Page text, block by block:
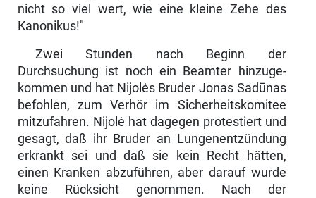
nicht so viel wert, wie eine kleine Zehe des
Kanonikus!"
Zwei Stunden nach Beginn der
Durchsuchung ist noch ein Beamter hinzuge­
kommen und hat Nijolės Bruder Jonas Sadūnas
befohlen, zum Verhör im Si­cherheitskomitee
mitzufahren. Nijolė hat dagegen protestiert und
gesagt, daß ihr Bruder an Lungenentzündung
erkrankt sei und daß sie kein Recht hätten,
einen Kranken abzuführen, aber darauf wurde
keine Rücksicht genommen. Nach der